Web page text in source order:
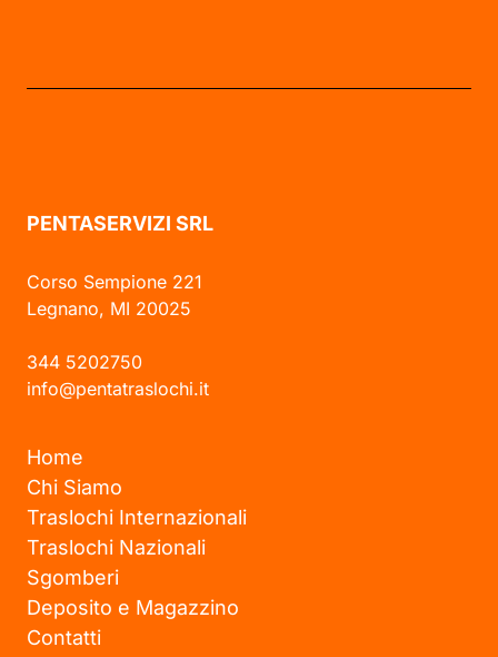
PENTASERVIZI SRL
Corso Sempione 221
Legnano, MI 20025
344 5202750
info@pentatraslochi.it
Home
Chi Siamo
Traslochi Internazionali
Traslochi Nazionali
Sgomberi
Deposito e Magazzino
Contatti